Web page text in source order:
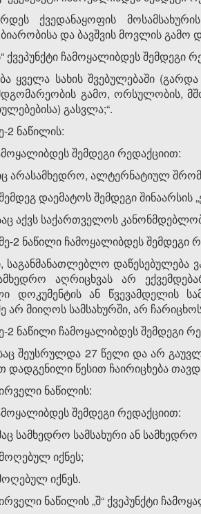
ქვედანაყოფის
და ბავშვის მოვლის გამო
ქვეპუნქტი ჩამოყალიბდეს შემდეგი
ყველა სახის შვებულებაში
გამო, ორსულობის,
გასვლა;“.
2 ნაწილის:
ჩამოყალიბდეს შემდეგი რედაქციით:
არასამხედრო, ალტერნატიულ
შემდეგ დაემატოს შემდეგი შინაარსის
აქვს საქართველოს
მე-2 ნაწილი ჩამოყალიბდეს შემდეგი
საგანმანათლებლო
აღრიცხვას არ
დოკუმენტის ან წვევამდელის
არ მიიღოს სამსახურში, არ
2 ნაწილი ჩამოყალიბდეს შემდეგი
შეუსრულდა 27 წელი და არ
დადგენილი წესით ჩაირიცხება
ნაწილის:
ჩამოყალიბდეს შემდეგი რედაქციით:
სამხედრო სამსახური ან
იქნეს;
იქნეს.
ნაწილის „შ“ ქვეპუნქტი